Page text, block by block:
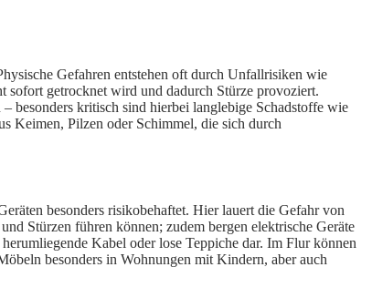
Gefahren entstehen oft durch Unfallrisiken wie
sofort getrocknet wird und dadurch Stürze provoziert.
besonders kritisch sind hierbei langlebige Schadstoffe wie
Keimen, Pilzen oder Schimmel, die sich durch
besonders risikobehaftet. Hier lauert die Gefahr von
Stürzen führen können; zudem bergen elektrische Geräte
Kabel oder lose Teppiche dar. Im Flur können
besonders in Wohnungen mit Kindern, aber auch